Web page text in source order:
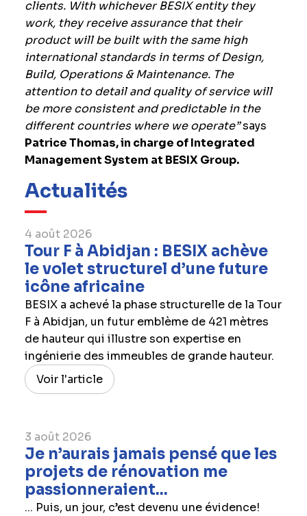
clients. With whichever BESIX entity they
work, they receive assurance that their
product will be built with the same high
international standards in terms of Design,
Build, Operations & Maintenance. The
attention to detail and quality of service will
be more consistent and predictable in the
different countries where we operate”says
Patrice Thomas, in charge of Integrated
Management System at BESIX Group.
Actualités
4 août 2026
Tour F à Abidjan : BESIX achève
le volet structurel d’une future
icône africaine
BESIX a achevé la phase structurelle de la Tour
F à Abidjan, un futur emblème de 421 mètres
de hauteur qui illustre son expertise en
ingénierie des immeubles de grande hauteur.
Voir l'article
3 août 2026
Je n’aurais jamais pensé que les
projets de rénovation me
passionneraient...
... Puis, un jour, c’est devenu une évidence!